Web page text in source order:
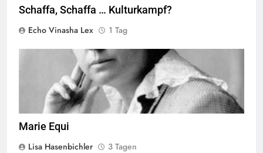
Schaffa, Schaffa … Kulturkampf?
Echo Vinasha Lex
1 Tag
Marie Equi,Quelle
Marie Equi
Lisa Hasenbichler
3 Tagen